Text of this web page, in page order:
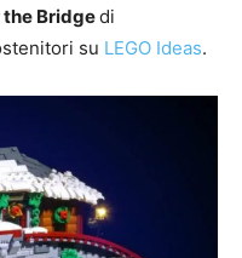
Bridgedi
su LEGO Ideas.